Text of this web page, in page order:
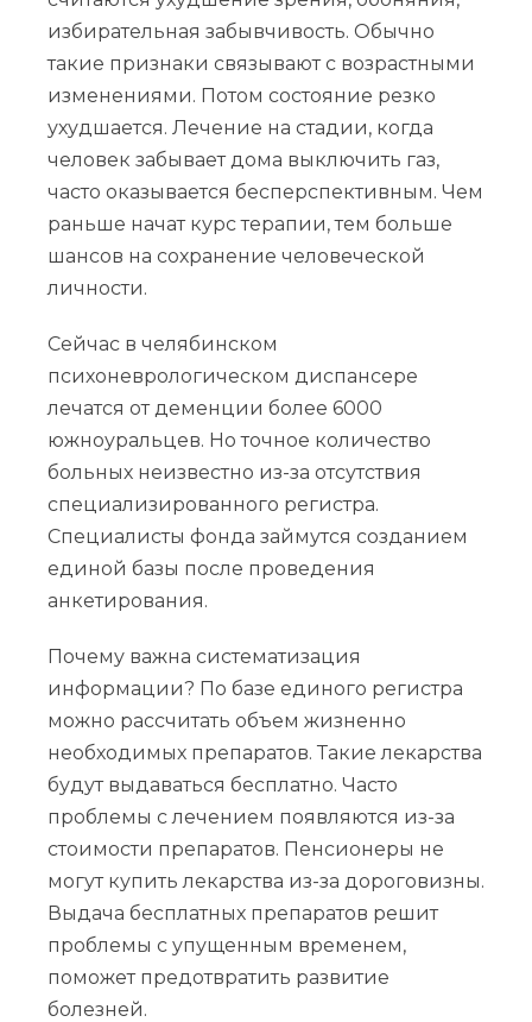
избирательная забывчивость. Обычно
такие признаки связывают с возрастными
изменениями. Потом состояние резко
ухудшается. Лечение на стадии, когда
человек забывает дома выключить газ,
часто оказывается бесперспективным. Чем
раньше начат курс терапии, тем больше
шансов на сохранение человеческой
личности.
Сейчас в челябинском
психоневрологическом диспансере
лечатся от деменции более 6000
южноуральцев. Но точное количество
больных неизвестно из-за отсутствия
специализированного регистра.
Специалисты фонда займутся созданием
единой базы после проведения
анкетирования.
Почему важна систематизация
информации? По базе единого регистра
можно рассчитать объем жизненно
необходимых препаратов. Такие лекарства
будут выдаваться бесплатно. Часто
проблемы с лечением появляются из-за
стоимости препаратов. Пенсионеры не
могут купить лекарства из-за дороговизны.
Выдача бесплатных препаратов решит
проблемы с упущенным временем,
поможет предотвратить развитие
болезней.